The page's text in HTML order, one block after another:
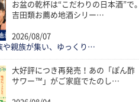
お盆の乾杯は“こだわりの日本酒”で。
吉田類お薦め地酒シリー…
2026/08/07
や親族が集い、ゆっくり…
大好評につき再発売！あの「ぽん酢
サワー™」がご家庭でたのし…